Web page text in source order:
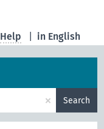
in English
Help
× Search